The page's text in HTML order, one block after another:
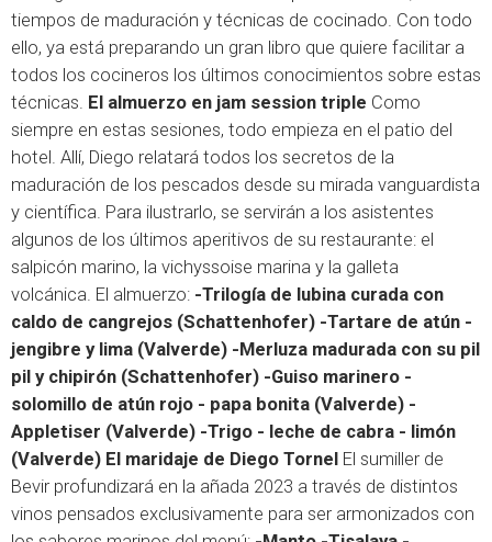
tiempos de maduración y técnicas de cocinado. Con todo
ello, ya está preparando un gran libro que quiere facilitar a
todos los cocineros los últimos conocimientos sobre estas
técnicas. El almuerzo en jam session triple Como
siempre en estas sesiones, todo empieza en el patio del
hotel. Allí, Diego relatará todos los secretos de la
maduración de los pescados desde su mirada vanguardista
y científica. Para ilustrarlo, se servirán a los asistentes
algunos de los últimos aperitivos de su restaurante: el
salpicón marino, la vichyssoise marina y la galleta
volcánica. El almuerzo: -Trilogía de lubina curada con
caldo de cangrejos (Schattenhofer) -Tartare de atún -
jengibre y lima (Valverde) -Merluza madurada con su pil
pil y chipirón (Schattenhofer) -Guiso marinero -
solomillo de atún rojo - papa bonita (Valverde) -
Appletiser (Valverde) -Trigo - leche de cabra - limón
(Valverde) El maridaje de Diego Tornel El sumiller de
Bevir profundizará en la añada 2023 a través de distintos
vinos pensados exclusivamente para ser armonizados con